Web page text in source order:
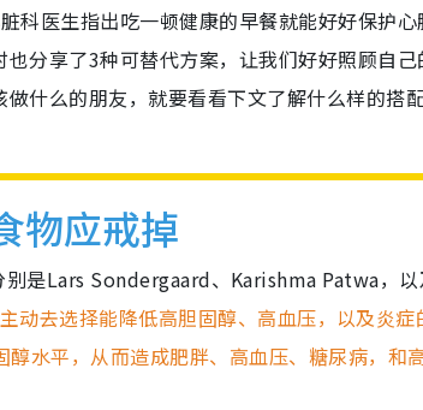
科医生指出吃一顿健康的早餐就能好好保护心
分享了3种可替代方案，让我们好好照顾自己
什么的朋友，就要看看下文了解什么样的搭
物应戒掉
是Lars Sondergaard、Karishma Patwa，
动去选择能降低高胆固醇、高血压，以及炎症
醇水平，从而造成肥胖、高血压、糖尿病，和